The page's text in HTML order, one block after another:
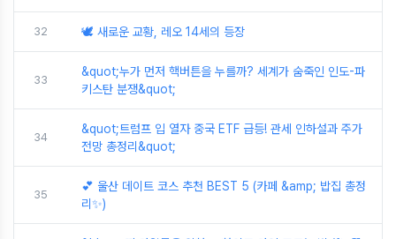
32 🕊️ 새로운 교황, 레오 14세의 등장
33
&quot;누가 먼저 핵버튼을 누를까? 세계가 숨죽인 인도-파
키스탄 분쟁&quot;
34
&quot;트럼프 입 열자 중국 ETF 급등! 관세 인하설과 주가
전망 총정리&quot;
35
💕 울산 데이트 코스 추천 BEST 5 (카페 &amp; 밥집 총정
리✨)